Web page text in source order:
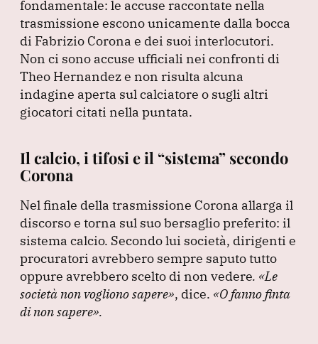
fondamentale: le accuse raccontate nella
trasmissione escono unicamente dalla bocca
di Fabrizio Corona e dei suoi interlocutori.
Non ci sono accuse ufficiali nei confronti di
Theo Hernandez e non risulta alcuna
indagine aperta sul calciatore o sugli altri
giocatori citati nella puntata.
Il calcio, i tifosi e il “sistema” secondo
Corona
Nel finale della trasmissione Corona allarga il
discorso e torna sul suo bersaglio preferito: il
sistema calcio. Secondo lui società, dirigenti e
procuratori avrebbero sempre saputo tutto
oppure avrebbero scelto di non vedere. «Le
società non vogliono sapere», dice. «O fanno finta
di non sapere».